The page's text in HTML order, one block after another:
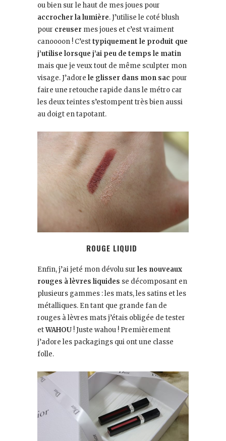
ou bien sur le haut de mes joues pour
accrocher la lumière. J’utilise le coté blush
pour creuser mes joues et c’est vraiment
canoooon ! C’esttypiquement le produit que
j’utilise lorsque j’ai peu de temps le matin
mais que je veux tout de même sculpter mon
visage. J’adore le glisser dans mon sac pour
faire une retouche rapide dans le métro car
les deux teintes s’estompent très bien aussi
au doigt en tapotant.
ROUGE LIQUID
Enfin, j’ai jeté mon dévolu sur les nouveaux
rouges à lèvres liquides se décomposant en
plusieurs gammes : les mats, les satins et les
métalliques. En tant que grande fan de
rouges à lèvres mats j’étais obligée de tester
etWAHOU ! Juste wahou ! Premièrement
j’adore les packagings qui ont une classe
folle.